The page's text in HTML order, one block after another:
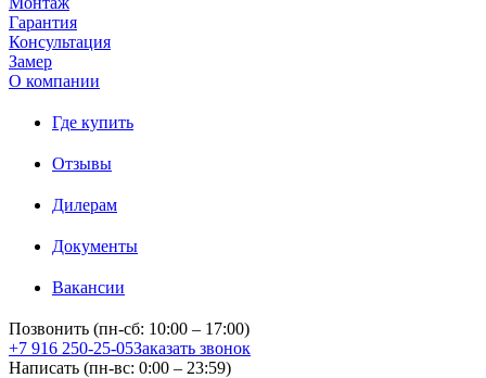
Гарантия
Консультация
Замер
О компании
Где купить
Отзывы
Дилерам
Документы
Вакансии
Позвонить (пн-сб: 10:00 – 17:00)
+7 916 250-25-05Заказать звонок
Написать (пн-вс: 0:00 – 23:59)